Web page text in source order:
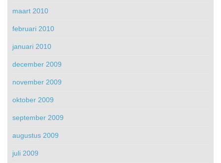
maart 2010
februari 2010
januari 2010
december 2009
november 2009
oktober 2009
september 2009
augustus 2009
juli 2009